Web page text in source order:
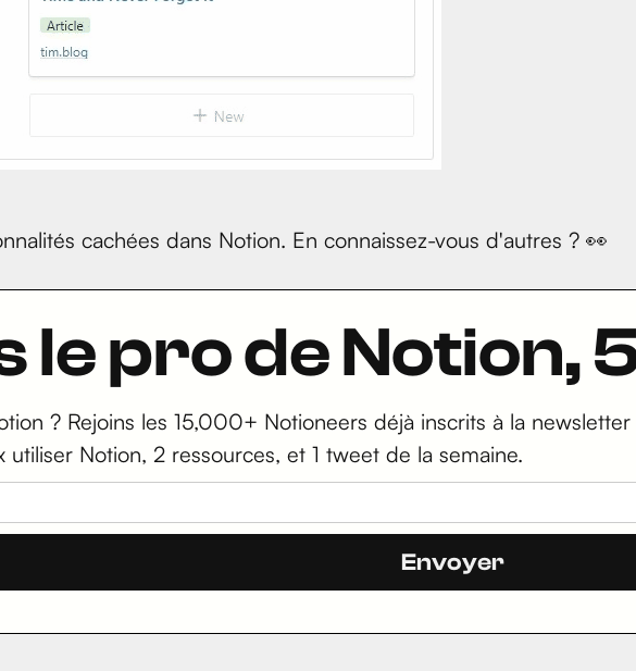
cachées dans Notion. En connaissez-vous d'autres ? 👀
le pro de Notion,
? Rejoins les 15,000+ Notioneers déjà inscrits à la newsletter
Notion, 2 ressources, et 1 tweet de la semaine.